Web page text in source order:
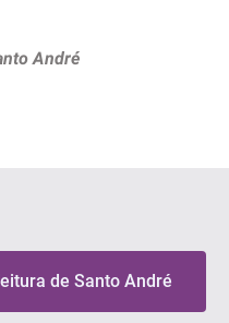
André
de Santo André